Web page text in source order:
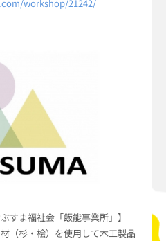
workshop/21242/
すま福祉会「飯能事業所」】
（杉・桧）を使用して木工製品